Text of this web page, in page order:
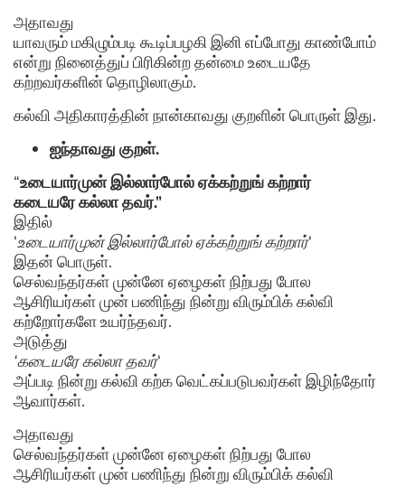
அதாவது
யாவரும் மகிழும்படி கூடிப்பழகி இனி எப்போது காண்போம்
என்று நினைத்துப் பிரிகின்ற தன்மை உடையதே
கற்றவர்களின் தொழிலாகும்.
கல்வி அதிகாரத்தின் நான்காவது குறளின் பொருள் இது.
ஐந்தாவது குறள்.
“உடையார்முன் இல்லார்போல் ஏக்கற்றுங் கற்றார்
கடையரே கல்லா தவர்.”
இதில்
‘உடையார்முன் இல்லார்போல் ஏக்கற்றுங் கற்றார்‘
இதன் பொருள்.
செல்வந்தர்கள் முன்னே ஏழைகள் நிற்பது போல
ஆசிரியர்கள் முன் பணிந்து நின்று விரும்பிக் கல்வி
கற்றோர்களே உயர்ந்தவர்.
அடுத்து
‘கடையரே கல்லா தவர்‘
அப்படி நின்று கல்வி கற்க வெட்கப்படுபவர்கள் இழிந்தோர்
ஆவார்கள்.
அதாவது
செல்வந்தர்கள் முன்னே ஏழைகள் நிற்பது போல
ஆசிரியர்கள் முன் பணிந்து நின்று விரும்பிக் கல்வி